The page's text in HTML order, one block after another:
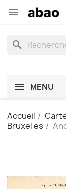

search
MENU
Accueil
Bruxelles